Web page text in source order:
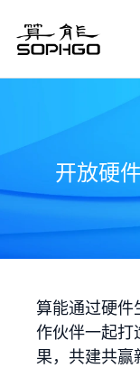
开放硬件
算能通过硬件
作伙伴一起打
果，共建共赢